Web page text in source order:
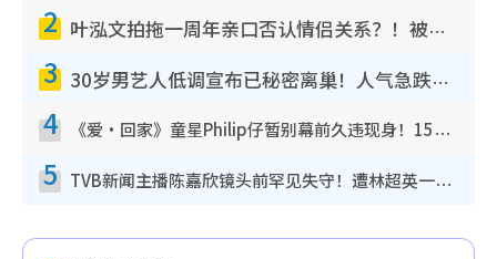
2 叶泓文拍拖一周年亲口否认情侣关系？！被质疑感情造假竟称GM“普通同事”
3 30岁男艺人低调宣布已秘密离巢！人气急跌变失踪人口：“这几年过得并不容易”
4 《爱·回家》童星Philip仔暂别幕前久违现身！15岁近况暴风成长长高变帅气少年
5 TVB新闻主播陈嘉欣镜头前罕见失守！遭林超英一句话突袭吓坏当场大笑